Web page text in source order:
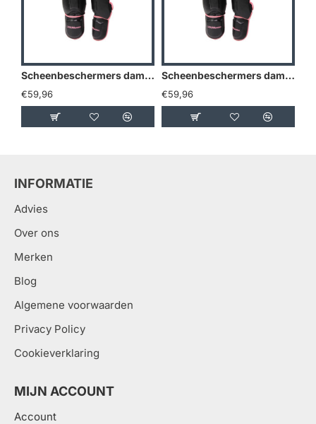
Scheenbeschermers dames Legend Best Roze - Maat: L
€59,96
Scheenbeschermers dames Legend Best Roze - Maat: M
€59,96
INFORMATIE
Advies
Over ons
Merken
Blog
Algemene voorwaarden
Privacy Policy
Cookieverklaring
MIJN ACCOUNT
Account